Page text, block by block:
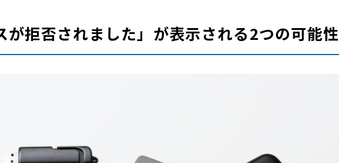
が拒否されました」が表示される2つの可能性